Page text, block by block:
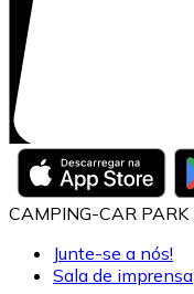
CAMPING-CAR PARK
Junte-se a nós!
Sala de imprensa